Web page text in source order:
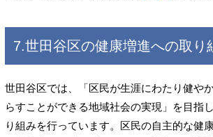
7.世田谷区の健康増進への取り
世田谷区では、「区民が生涯にわたり健や
らすことができる地域社会の実現」を目指
り組みを行っています。区民の自主的な健